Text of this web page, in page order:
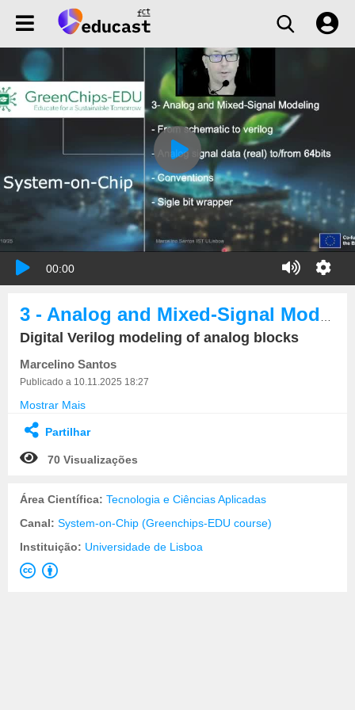
00:00
Digital Verilog modeling of analog blocks
Marcelino Santos
Publicado a 10.11.2025 18:27
Mostrar Mais
Partilhar
70 Visualizações
Área Científica: Tecnologia e Ciências Aplicadas
Canal: System-on-Chip (Greenchips-EDU course)
Instituição: Universidade de Lisboa